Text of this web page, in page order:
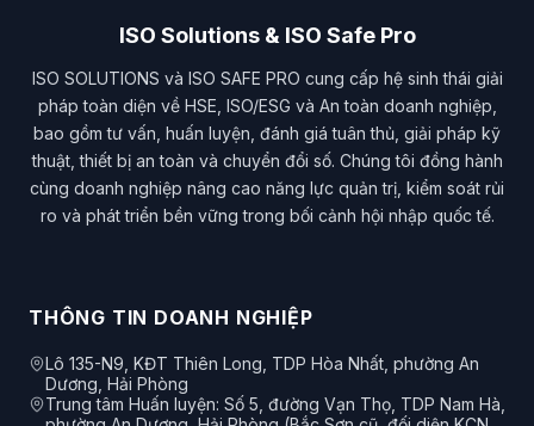
ISO Solutions & ISO Safe Pro
ISO SOLUTIONS và ISO SAFE PRO cung cấp hệ sinh thái giải
pháp toàn diện về HSE, ISO/ESG và An toàn doanh nghiệp,
bao gồm tư vấn, huấn luyện, đánh giá tuân thủ, giải pháp kỹ
thuật, thiết bị an toàn và chuyển đổi số. Chúng tôi đồng hành
cùng doanh nghiệp nâng cao năng lực quản trị, kiểm soát rủi
ro và phát triển bền vững trong bối cảnh hội nhập quốc tế.
THÔNG TIN DOANH NGHIỆP
Lô 135-N9, KĐT Thiên Long, TDP Hòa Nhất, phường An
Dương, Hải Phòng
Trung tâm Huấn luyện: Số 5, đường Vạn Thọ, TDP Nam Hà,